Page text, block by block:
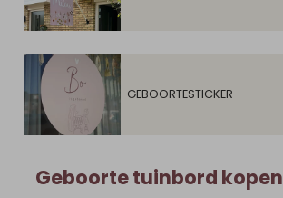
GEBOORTESTICKER
Geboorte tuinbord kopen